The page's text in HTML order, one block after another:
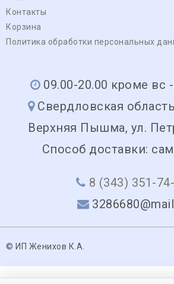
Контакты
Корзина
Политика обработки персональных
09.00-20.00 кроме вс
Свердловская
Верхняя Пышма, ул.
Способ доставки:
8 (343) 351-
© ИП Женихов К.А.